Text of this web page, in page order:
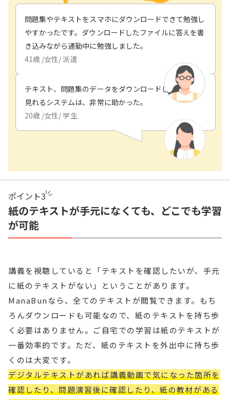
問題集やテキストをスマホにダウンロードできて勉強し
やすかったです。ダウンロードしたファイルに答えを書
き込みながら通勤中に勉強しました。
41 歳 /女性/派遣
テキスト、問題集のデータをダウンロードしてスマホで
見れるシステムは、非常に助かった。
20歳 /女性/学生
ポイント3
紙のテキストが手元になくても、どこでも学習
が可能
講義を視聴していると「テキストを確認したいが、手元
に紙のテキストがない」ということがあります。
ManaBunなら、全てのテキストが閲覧できます。もち
ろんダウンロードも可能なので、紙のテキストを持ち歩
く必要はありません。ご自宅での学習は紙のテキストが
一番効率的です。ただ、紙のテキストを外出中に持ち歩
くのは大変です。
デジタルテキストがあれば講義動画で気になった箇所を
確認したり、問題演習後に確認したり、紙の教材がある